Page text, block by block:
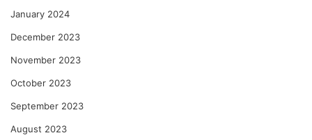
January 2024
December 2023
November 2023
October 2023
September 2023
August 2023